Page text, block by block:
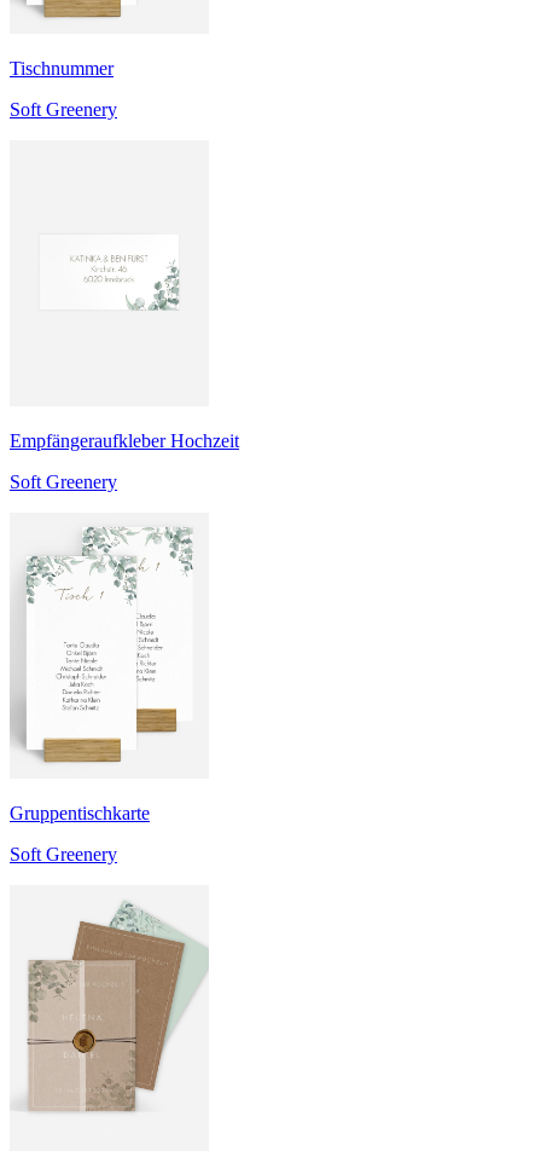
Tischnummer
Soft Greenery
Empfängeraufkleber Hochzeit
Soft Greenery
Gruppentischkarte
Soft Greenery